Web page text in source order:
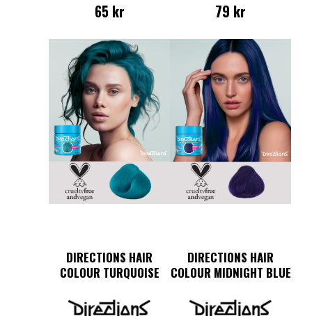
65 kr 79 kr
DIRECTIONS HAIR
COLOUR TURQUOISE
DIRECTIONS HAIR
COLOUR MIDNIGHT BLUE